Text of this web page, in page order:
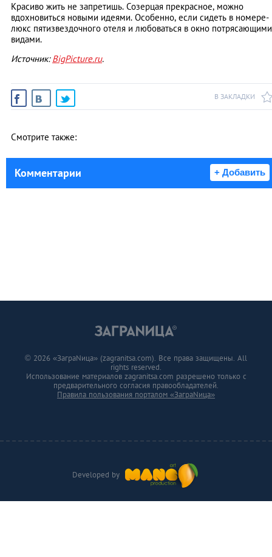
Красиво жить не запретишь. Созерцая прекрасное, можно
вдохновиться новыми идеями. Особенно, если сидеть в номере-
люкс пятизвездочного отеля и любоваться в окно потрясающими
видами.
Источник:BigPicture.ru.
В ЗАКЛАДКИ
Смотрите также:
Комментарии + Добавить
Developed by
© 2026 «ЗаграNица» (zagranitsa.com). Все права защищены. All
rights reserved.
Использование материалов zagranitsa.com разрешено только с
предварительного согласия правообладателей.
Правила пользования порталом «ЗаграNица»